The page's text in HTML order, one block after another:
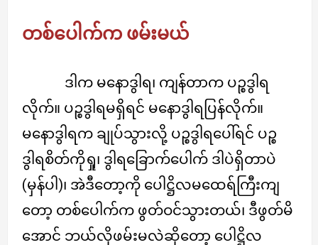
တစ်ပေါက်က ဖမ်းမယ်
ဒါက မနောဒွါရ၊ ကျန်တာက ပဉ္စဒွါရ
လိုက်။ ပဉ္စဒွါရမရှိရင် မနောဒွါရပြန်လိုက်။
မနောဒွါရက ချုပ်သွားလို့ ပဉ္စဒွါရပေါ်ရင် ပဉ္စ
ဒွါရစိတ်ကိုရှု၊ ဒွါရခြောက်ပေါက် ဒါပဲရှိတာပဲ
(မှန်ပါ)၊ အဲဒီတော့ကို ပေါဋ္ဌိလမထေရ်ကြီးကျ
တော့ တစ်ပေါက်က ဖွတ်ဝင်သွားတယ်၊ ဒီဖွတ်မိ
အောင် ဘယ်လိုဖမ်းမလဲဆိုတော့ ပေါဋ္ဌိလ